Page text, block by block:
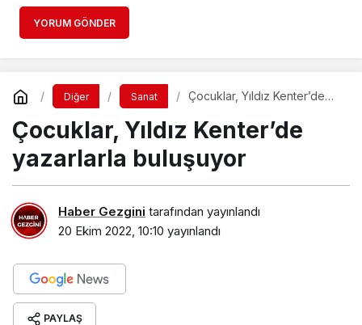
YORUM GÖNDER
Diğer Sanat
Çocuklar, Yıldız Kenter’de
Çocuklar, Yıldız Kenter’de
yazarlarla buluşuyor
Haber Gezgini tarafından yayınlandı
20 Ekim 2022, 10:10 yayınlandı
PAYLAŞ